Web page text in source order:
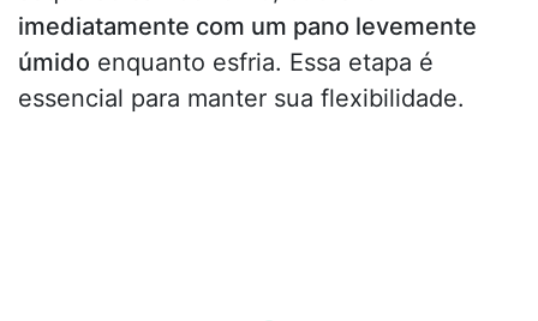
imediatamente com um pano levemente
úmido enquanto esfria. Essa etapa é
essencial para manter sua flexibilidade.